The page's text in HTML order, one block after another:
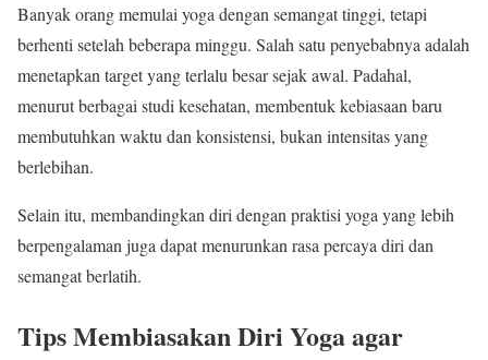
Banyak orang memulai yoga dengan semangat tinggi, tetapi
berhenti setelah beberapa minggu. Salah satu penyebabnya adalah
menetapkan target yang terlalu besar sejak awal. Padahal,
menurut berbagai studi kesehatan, membentuk kebiasaan baru
membutuhkan waktu dan konsistensi, bukan intensitas yang
berlebihan.
Selain itu, membandingkan diri dengan praktisi yoga yang lebih
berpengalaman juga dapat menurunkan rasa percaya diri dan
semangat berlatih.
Tips Membiasakan Diri Yoga agar